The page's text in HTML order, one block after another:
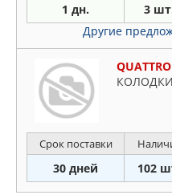
1 дн. 3
Другие
Срок поставки
30 дней 102